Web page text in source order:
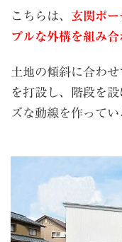
こちらは、 玄関ポ
プルな外構を組み合
土地の傾斜に合わ
を打設し、階段を
ズな動線を作って